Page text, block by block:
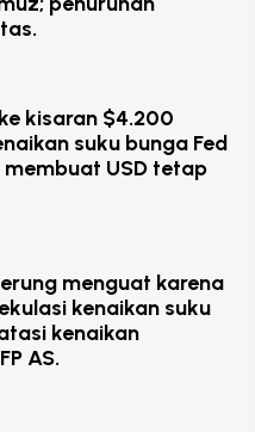
kisaran $4.200
suku bunga Fed
USD tetap
menguat karena
kenaikan suku
kenaikan
AS.